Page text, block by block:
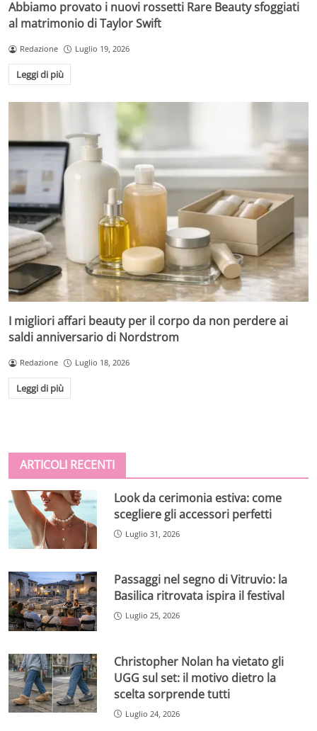
Abbiamo provato i nuovi rossetti Rare Beauty sfoggiati
al matrimonio di Taylor Swift
Redazione Luglio 19, 2026
Leggi di più
I migliori affari beauty per il corpo da non perdere ai
saldi anniversario di Nordstrom
Redazione Luglio 18, 2026
Leggi di più
ARTICOLI RECENTI
Look da cerimonia estiva: come
scegliere gli accessori perfetti
Luglio 31, 2026
Passaggi nel segno di Vitruvio: la
Basilica ritrovata ispira il festival
Luglio 25, 2026
Christopher Nolan ha vietato gli
UGG sul set: il motivo dietro la
scelta sorprende tutti
Luglio 24, 2026